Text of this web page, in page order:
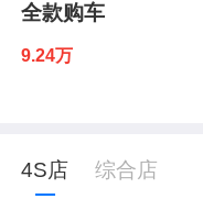
全款购车
9.24万
4S店 综合店